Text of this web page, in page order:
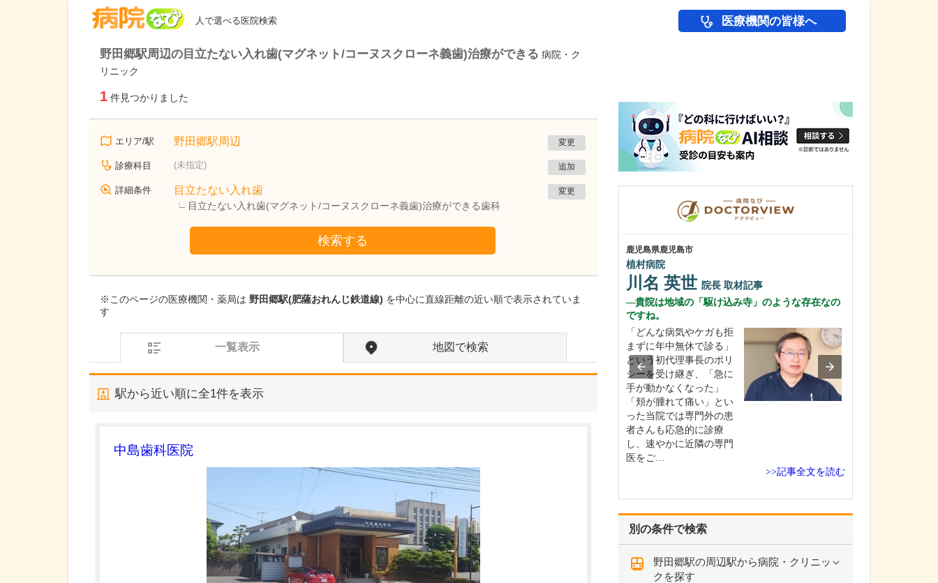
人で選べる医院検索 医療機関の皆様へ
野田郷駅周辺の目立たない入れ歯(マグネット/コーヌスクローネ義歯)治療ができる 病院・ク
リニック
1 件見つかりました
エリア/駅 野田郷駅周辺 変更
診療科目 (未指定) 追加
詳細条件 目立たない入れ歯
目立たない入れ歯(マグネット/コーヌスクローネ義歯)治療ができる歯科
変更
検索する
※このページの医療機関・薬局は 野田郷駅(肥薩おれんじ鉄道線) を中心に直線距離の近い順で表示されていま
す
一覧表示 地図で検索
駅から近い順に全1件を表示
中島歯科医院
別の条件で検索
野田郷駅の周辺駅から病院・クリニッ
クを探す
新田 翔
桂 久和 医師 取材記事
内科・小児科・整形外科
を掲げ、地域に根ざした
高…
鹿児島県鹿児島市
植村病院
川名 英世 院長 取材記事
貴院は地域の「駆け込み寺」のような存在なの
ですね。
「どんな病気やケガも拒
まずに年中無休で診る」
という初代理事長のポリ
シーを受け継ぎ、「急に
手が動かなくなった」
「頬が腫れて痛い」とい
った当院では専門外の患
者さんも応急的に診療
し、速やかに近隣の専門
医をご…
>>記事全文を読む